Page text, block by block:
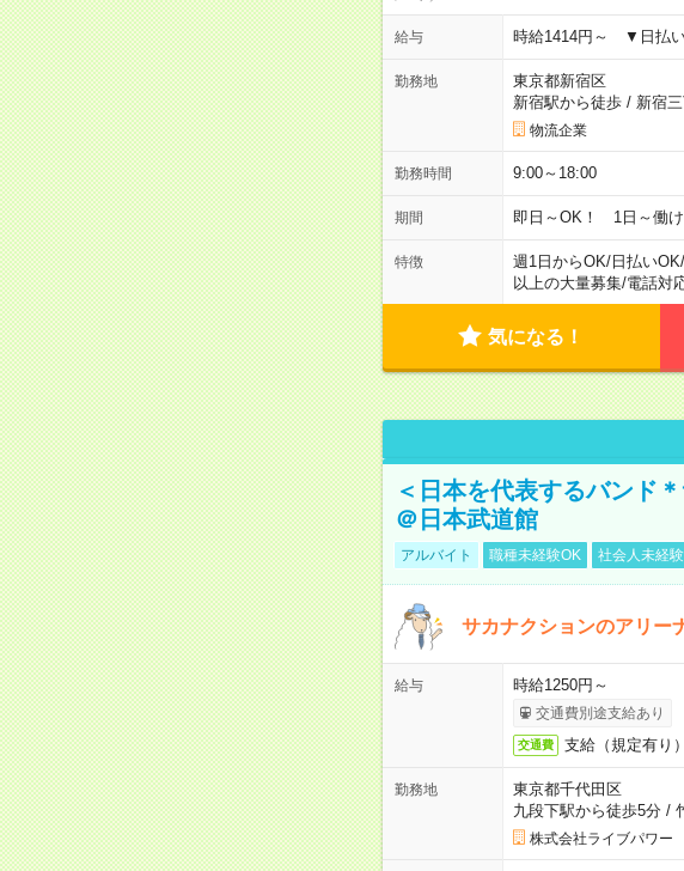
給与 時給1414円～ ▼日払
勤務地
東京都新宿区
新宿駅から徒歩/ 新宿
物流企業
勤務時間 9:00～18:00
期間 即日～OK！ 1日～働け
特徴 週1日からOK/日払いOK/
以上の大量募集/電話対
気になる！
＜日本を代表するバンド
＠日本武道館
アルバイト 職種未経験OK 社会人未経
サカナクションのアリー
給与 時給1250円～
交通費別途支給あり
交通費 支給（規定有り）
勤務地
東京都千代田区
九段下駅から徒歩5分/
株式会社ライブパワー